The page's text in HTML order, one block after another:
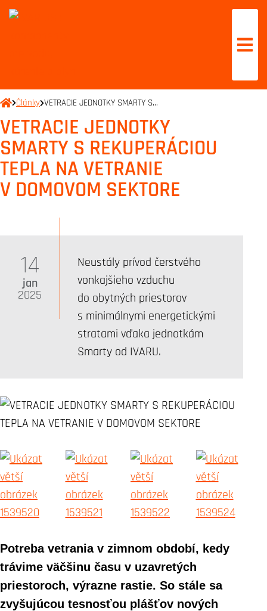
Články VETRACIE JEDNOTKY SMARTY S…
VETRACIE JEDNOTKY
SMARTY S REKUPERÁCIOU
TEPLA NA VETRANIE
V DOMOVOM SEKTORE
14
jan
2025
Neustály prívod čerstvého
vonkajšieho vzduchu
do obytných priestorov
s minimálnymi energetickými
stratami vďaka jednotkám
Smarty od IVARU.
Potreba vetrania v zimnom období, kedy
trávime väčšinu času v uzavretých
priestoroch, výrazne rastie. So stále sa
zvyšujúcou tesnosťou plášťov nových